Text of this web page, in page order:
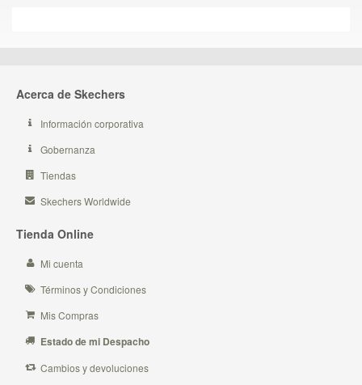
Acerca de Skechers
Información corporativa
Gobernanza
Tiendas
Skechers Worldwide
Tienda Online
Mi cuenta
Términos y Condiciones
Mis Compras
Estado de mi Despacho
Cambios y devoluciones